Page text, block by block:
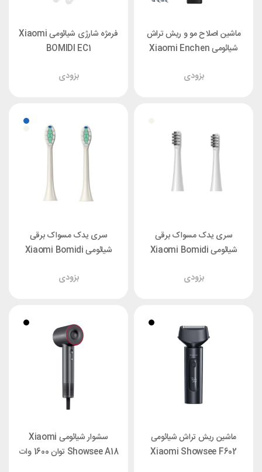
ماشین اصلاح مو و ریش تراش
شیائومی Xiaomi Enchen
بزودی
فرمژه شارژی شیائومی Xiaomi
BOMIDI EC1
بزودی
سری یدک مسواک برقی
شیائومی Xiaomi Bomidi
بزودی
سری یدک مسواک برقی
شیائومی Xiaomi Bomidi
بزودی
ماشین ریش تراش شیائومی
Xiaomi Showsee F602
سشوار شیائومی Xiaomi
Showsee A18 توان 1600 وات